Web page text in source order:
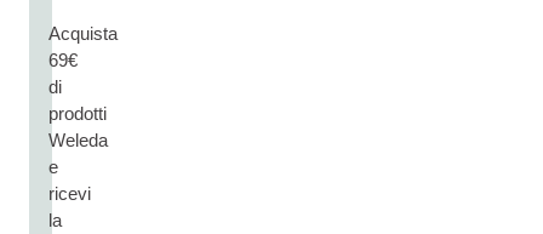
Acquista
69€
di
prodotti
Weleda
e
ricevi
la